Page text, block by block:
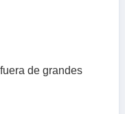
de grandes